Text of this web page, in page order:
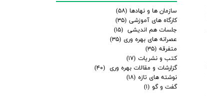
سازمان ها و نهادها (۵۸)
کارگاه های آموزشی (۳۵)
جلسات هم اندیشی (۱۵)
عصرانه های بهره وری (۳۵)
متفرقه (۳۵)
کتب و نشریات (۱۷)
گزارشات و مقالات بهره وری
(۴۰)
نوشته های تازه (۱۸)
گفت و گو (۱)